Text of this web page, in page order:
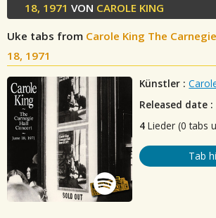
18, 1971 VON CAROLE KING
Uke tabs from Carole King The
18, 1971
Künstler :
Released date :
4 Lieder (0 tabs
Tab